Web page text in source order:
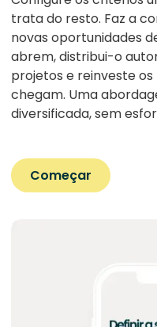
trata do resto. Faz a
novas oportunidades
abrem, distribui-o
projetos e reinveste
chegam. Uma
diversificada, sem
Começar